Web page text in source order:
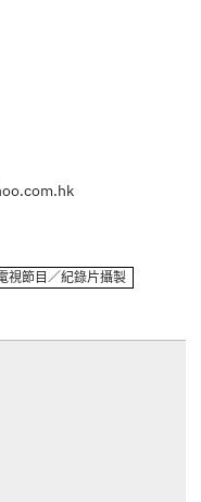
視節目／紀錄片攝製